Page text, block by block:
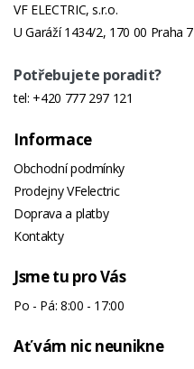
VF ELECTRIC, s.r.o.
U Garáží 1434/2, 170 00 Praha 7
Potřebujete poradit?
tel: +420 777 297 121
Informace
Obchodní podmínky
Prodejny VFelectric
Doprava a platby
Kontakty
Jsme tu pro Vás
Po - Pá: 8:00 - 17:00
Ať vám nic neunikne